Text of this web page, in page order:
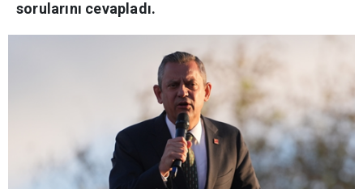
sorularını cevapladı.